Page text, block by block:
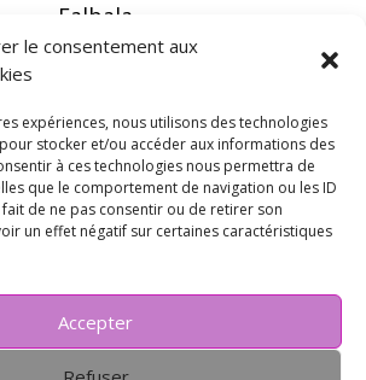
le consentement aux
expériences, nous utilisons des technologies
stocker et/ou accéder aux informations des
à ces technologies nous permettra de
que le comportement de navigation ou les ID
fait de ne pas consentir ou de retirer son
un effet négatif sur certaines caractéristiques
Accepter
Falbala
recevoir les dernières infos en
à notre newsletter